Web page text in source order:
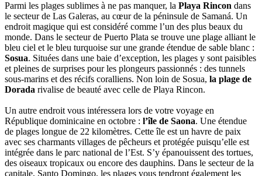
Parmi les plages sublimes à ne pas manquer, la Playa Rincon dans
le secteur de Las Galeras, au cœur de la péninsule de Samaná. Un
endroit magique qui est considéré comme l’un des plus beaux du
monde. Dans le secteur de Puerto Plata se trouve une plage alliant le
bleu ciel et le bleu turquoise sur une grande étendue de sable blanc :
Sosua. Situées dans une baie d’exception, les plages y sont paisibles
et pleines de surprises pour les plongeurs passionnés : des tunnels
sous-marins et des récifs coralliens. Non loin de Sosua, la plage de
Dorada rivalise de beauté avec celle de Playa Rincon.
Un autre endroit vous intéressera lors de votre voyage en
République dominicaine en octobre : l’île de Saona. Une étendue
de plages longue de 22 kilomètres. Cette île est un havre de paix
avec ses charmants villages de pêcheurs et protégée puisqu’elle est
intégrée dans le parc national de l’Est. S’y épanouissent des tortues,
des oiseaux tropicaux ou encore des dauphins. Dans le secteur de la
capitale, Santo Domingo, les plages vous tendront également les